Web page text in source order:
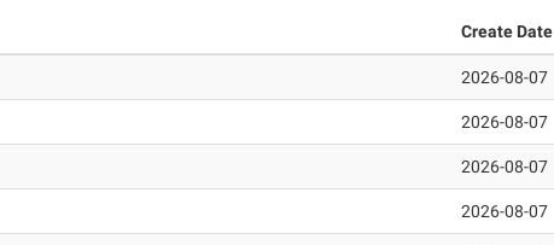
Create Date
2026-08-07
2026-08-07
2026-08-07
2026-08-07